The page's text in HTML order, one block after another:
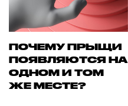
ПОЧЕМУ ПРЫЩИ
ПОЯВЛЯЮТСЯ НА
ОДНОМ И ТОМ
ЖЕ МЕСТЕ?